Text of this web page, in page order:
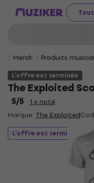
Merch Produits
L'offre est terminée
The Exploited
5/5
1 x noté
Marque: The Exploited
L'offre est terminée